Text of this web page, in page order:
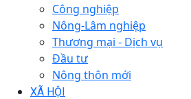
Công nghiệp
Nông-Lâm nghiệp
Thương mại - Dịch vụ
Đầu tư
Nông thôn mới
XÃ HỘI